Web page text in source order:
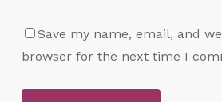
Save my name, email, and
browser for the next time I